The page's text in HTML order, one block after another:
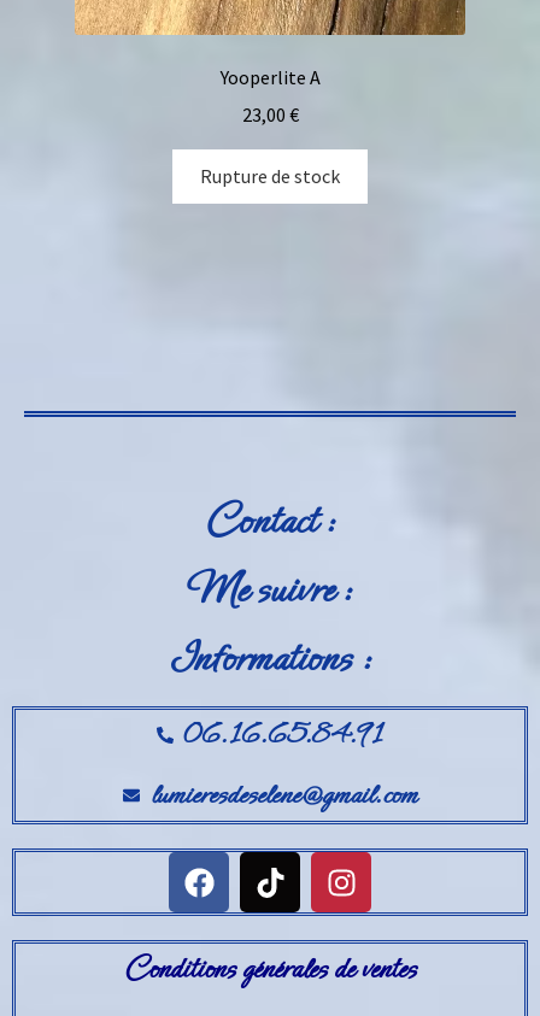
Yooperlite A
23,00 €
Rupture de stock
Contact :
Me suivre :
Informations :
06.16.65.84.91
lumieresdeselene@gmail.com
Conditions générales de ventes